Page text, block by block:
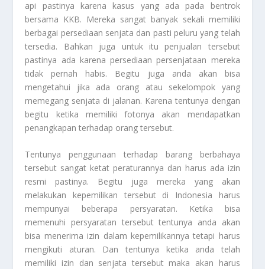
api pastinya karena kasus yang ada pada bentrok
bersama KKB. Mereka sangat banyak sekali memiliki
berbagai persediaan senjata dan pasti peluru yang telah
tersedia. Bahkan juga untuk itu penjualan tersebut
pastinya ada karena persediaan persenjataan mereka
tidak pernah habis. Begitu juga anda akan bisa
mengetahui jika ada orang atau sekelompok yang
memegang senjata di jalanan. Karena tentunya dengan
begitu ketika memiliki fotonya akan mendapatkan
penangkapan terhadap orang tersebut.
Tentunya penggunaan terhadap barang berbahaya
tersebut sangat ketat peraturannya dan harus ada izin
resmi pastinya. Begitu juga mereka yang akan
melakukan kepemilikan tersebut di Indonesia harus
mempunyai beberapa persyaratan. Ketika bisa
memenuhi persyaratan tersebut tentunya anda akan
bisa menerima izin dalam kepemilikannya tetapi harus
mengikuti aturan. Dan tentunya ketika anda telah
memiliki izin dan senjata tersebut maka akan harus